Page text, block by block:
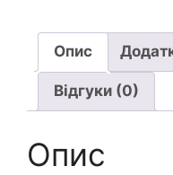
2-
4мм
БІЛИЙ
кількість
Опис
Відгуки (0)
Опис